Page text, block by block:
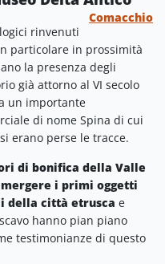
Comacchio
rinvenuti
particolare in prossimità
la presenza degli
già attorno al VI secolo
un importante
di nome Spina di cui
erano perse le tracce.
di bonifica della Valle
i primi oggetti
della città etrusca e
hanno pian piano
testimonianze di questo